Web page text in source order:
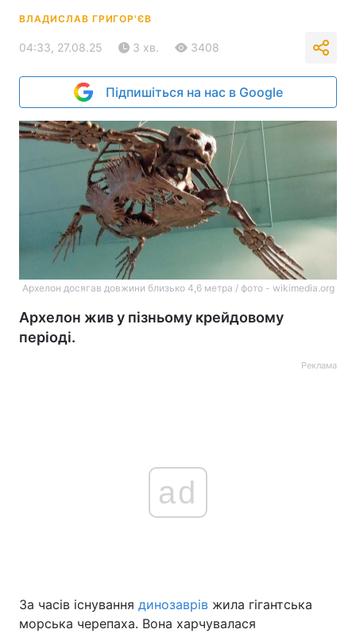
ВЛАДИСЛАВ ГРИГОР'ЄВ
04:33, 27.08.25 3 хв. 3408
Підпишіться на нас в Google
Архелон досягав довжини близько 4,6 метра / фото - wikimedia.org
Архелон жив у пізньому крейдовому
періоді.
Реклама
ad
За часів існування динозаврів жила гігантська
морська черепаха. Вона харчувалася